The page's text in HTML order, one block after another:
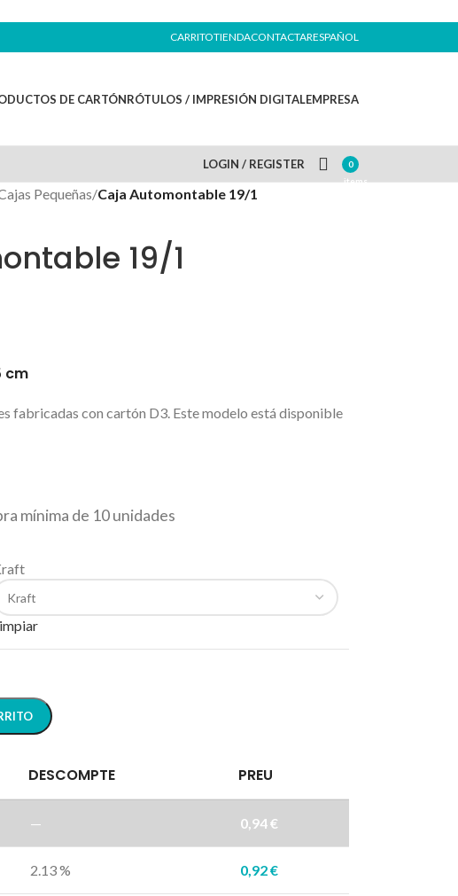
CARRITOTIENDACONTACTARESPAÑOL
DE CARTÓNRÓTULOS / IMPRESIÓN DIGITALEMPRESA
LOGIN / REGISTER
0
items
Pequeñas/Caja Automontable 19/1
19/1
cm
fabricadas con cartón D3. Este modelo está disponible
mínima de 10 unidades
DESCOMPTE PREU
— 0,94€
2.13 % 0,92€